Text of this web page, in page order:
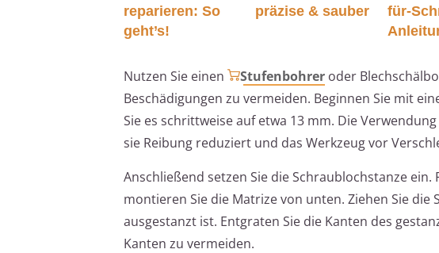
reparieren: So
geht’s!
präzise & sauber
für-
Nutzen Sie einen Stufenbohrer oder
Beschädigungen zu vermeiden. Beginnen Sie mit
Sie es schrittweise auf etwa 13 mm. Die
sie Reibung reduziert und das Werkzeug vor
Anschließend setzen Sie die Schraublochstanze
montieren Sie die Matrize von unten. Ziehen Sie
ausgestanzt ist. Entgraten Sie die Kanten des
Kanten zu vermeiden.